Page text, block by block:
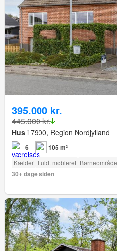
395.000 kr.
445.000 kr.
Hus i 7900, Region Nordjylland
6 105 m²
Kælder Fuldt møbleret Børneområde
30+ dage siden